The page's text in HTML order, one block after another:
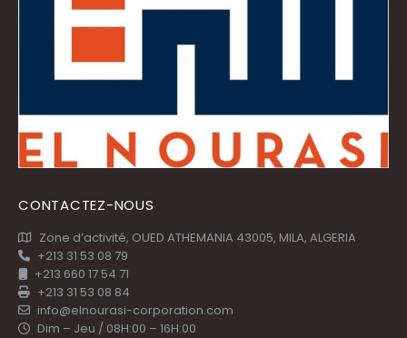
CONTACTEZ-NOUS
Zone d’activité, OUED ATHEMANIA 43005, MILA, ALGERIA
+213 31 53 08 79
+213 660 17 54 71
+213 31 53 08 84
info@elnourasi-corporation.com
Dim – Jeu / 08H:00 – 16H:00